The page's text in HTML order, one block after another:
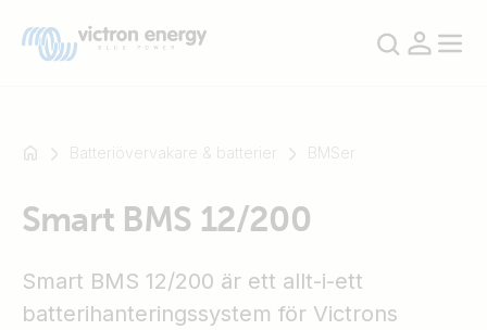
SmartSolar
Multiplus-
Batteriövervakare & batterier BMSer
Smart BMS 12/200
Smart BMS 12/200 är ett allt-i-ett
batterihanteringssystem för Victrons